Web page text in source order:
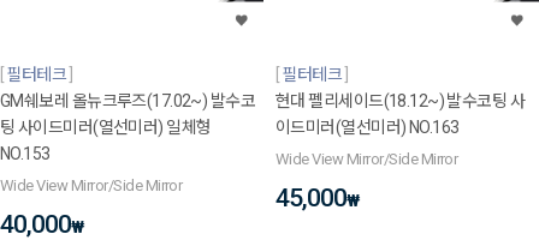
필터테크
GM쉐보레 올뉴크루즈(17.02~) 발수코
팅 사이드미러(열선미러) 일체형
NO.153
Wide View Mirror/Side Mirror
40,000₩
필터테크
현대 펠리세이드(18.12~) 발수코팅 사
이드미러(열선미러) NO.163
Wide View Mirror/Side Mirror
45,000₩